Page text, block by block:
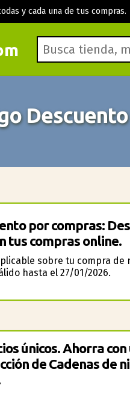
y cada una de tus compras.
por compras:
tus compras online.
sobre tu compra de
hasta el 27/01/2026.
únicos. Ahorra
de Cadenas de